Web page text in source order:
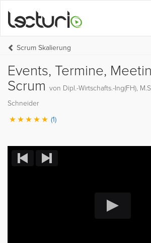
Scrum Skalierung
Events, Termine,
Scrum von Dipl.-Wirtschafts.-Ing(FH),
Schneider
(1)